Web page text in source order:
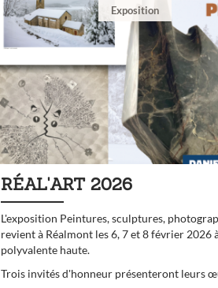
Exposition
RÉAL'ART 2026
L'exposition Peintures, sculptures,
revient à Réalmont les 6, 7 et 8 février 2026
polyvalente haute.
Trois invités d'honneur présenteront leurs